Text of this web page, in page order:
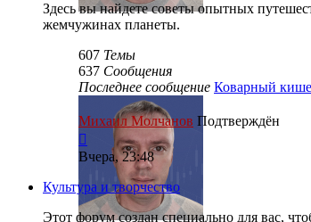
Здесь вы найдете советы опытных
жемчужинах планеты.
607 Темы
637 Сообщения
Последнее сообщение Коварный
Михаил Молчанов Подтверждён
Перейти
к
последнему
сообщению
Вчера, 23:48
Культура и творчество
Этот форум создан специально для вас,